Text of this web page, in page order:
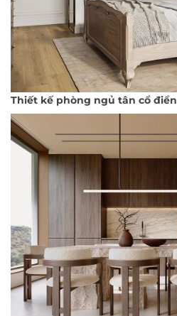
Thiết kế phòng ngủ tân cổ điển